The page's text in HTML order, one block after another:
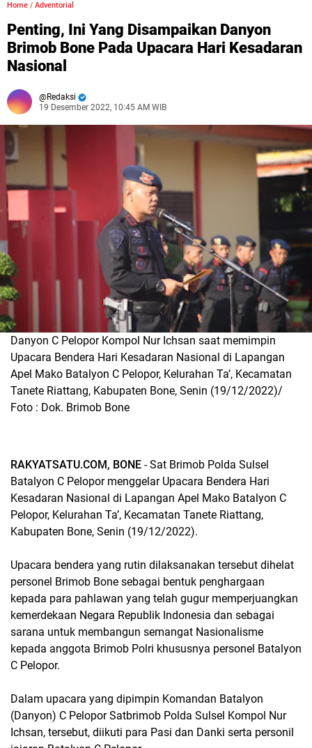
Home / Adventorial
Penting, Ini Yang Disampaikan Danyon
Brimob Bone Pada Upacara Hari Kesadaran
Nasional
Redaksi
19 Desember 2022, 10:45 AM WIB
Danyon C Pelopor Kompol Nur Ichsan saat memimpin
Upacara Bendera Hari Kesadaran Nasional di Lapangan
Apel Mako Batalyon C Pelopor, Kelurahan Ta’, Kecamatan
Tanete Riattang, Kabupaten Bone, Senin (19/12/2022)/
Foto : Dok. Brimob Bone
RAKYATSATU.COM, BONE - Sat Brimob Polda Sulsel
Batalyon C Pelopor menggelar Upacara Bendera Hari
Kesadaran Nasional di Lapangan Apel Mako Batalyon C
Pelopor, Kelurahan Ta’, Kecamatan Tanete Riattang,
Kabupaten Bone, Senin (19/12/2022).
Upacara bendera yang rutin dilaksanakan tersebut dihelat
personel Brimob Bone sebagai bentuk penghargaan
kepada para pahlawan yang telah gugur memperjuangkan
kemerdekaan Negara Republik Indonesia dan sebagai
sarana untuk membangun semangat Nasionalisme
kepada anggota Brimob Polri khususnya personel Batalyon
C Pelopor.
Dalam upacara yang dipimpin Komandan Batalyon
(Danyon) C Pelopor Satbrimob Polda Sulsel Kompol Nur
Ichsan, tersebut, diikuti para Pasi dan Danki serta personil